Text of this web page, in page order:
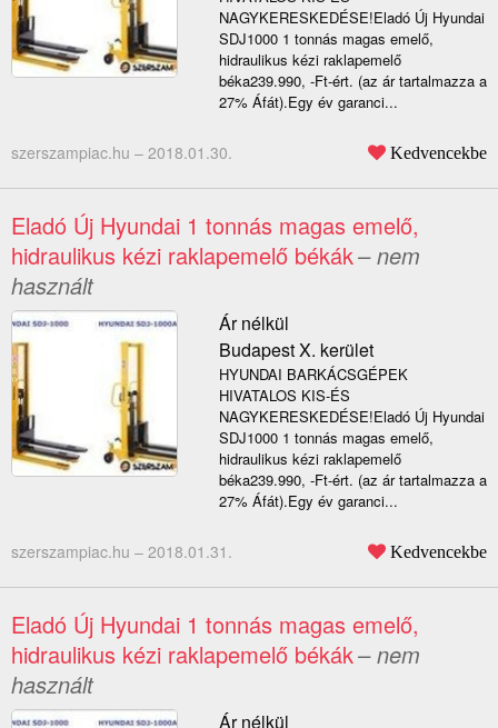
NAGYKERESKEDÉSE!Eladó Új Hyundai
SDJ1000 1 tonnás magas emelő,
hidraulikus kézi raklapemelő
béka239.990, -Ft-ért. (az ár tartalmazza a
27% Áfát).Egy év garanci...
szerszampiac.hu – 2018.01.30. Kedvencekbe
Eladó Új Hyundai 1 tonnás magas emelő,
hidraulikus kézi raklapemelő békák– nem
használt
Ár nélkül
Budapest X. kerület
HYUNDAI BARKÁCSGÉPEK
HIVATALOS KIS-ÉS
NAGYKERESKEDÉSE!Eladó Új Hyundai
SDJ1000 1 tonnás magas emelő,
hidraulikus kézi raklapemelő
béka239.990, -Ft-ért. (az ár tartalmazza a
27% Áfát).Egy év garanci...
szerszampiac.hu – 2018.01.31. Kedvencekbe
Eladó Új Hyundai 1 tonnás magas emelő,
hidraulikus kézi raklapemelő békák– nem
használt
Ár nélkül